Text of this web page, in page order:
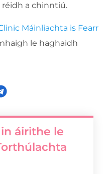
réidh a chinntiú.
Máinliachta is Fearr
le haghaidh
áirithe le